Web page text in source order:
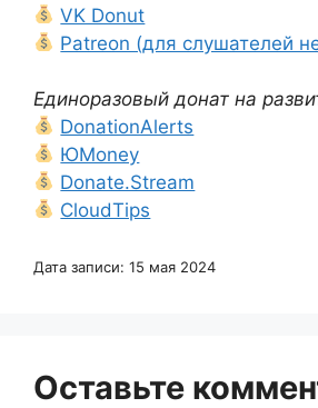
VK Donut
Patreon (для слушателей
Единоразовый донат на
DonationAlerts
ЮMoney
Donate.Stream
CloudTips
Дата записи: 15 мая 2024
Оставьте